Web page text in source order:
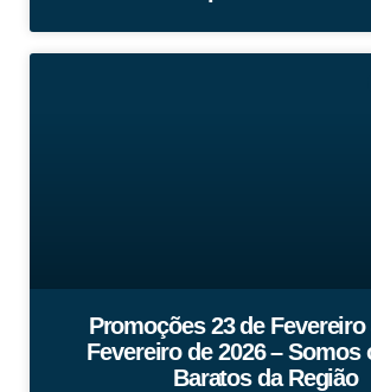
Promoções 23 de Fevereiro
Fevereiro de 2026 – Somos
Baratos da Região